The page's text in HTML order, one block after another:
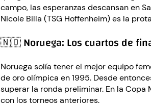
campo, las esperanzas descansan en
Nicole Billa (TSG Hoffenheim) es la
🇳🇴 Noruega: Los cuartos de
Noruega solía tener el mejor equipo
de oro olímpica en 1995. Desde
superar la ronda preliminar. En la
con los torneos anteriores.